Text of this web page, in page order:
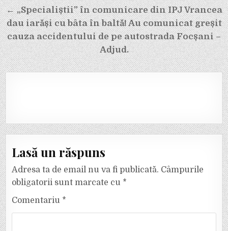
← „Specialiștii” în comunicare din IPJ Vrancea
dau iarăși cu bâta în baltă! Au comunicat greșit
cauza accidentului de pe autostrada Focșani –
Adjud.
Lasă un răspuns
Adresa ta de email nu va fi publicată. Câmpurile
obligatorii sunt marcate cu *
Comentariu *